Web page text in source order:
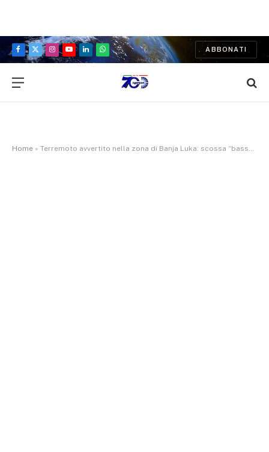
Facebook
X
Instagram
YouTubeLinkedInWhatsApp
ABBONATI
Home » Terremoto avvertito nella zona di Banja Luka: scossa “bassa ma forte” secondo i cittadini